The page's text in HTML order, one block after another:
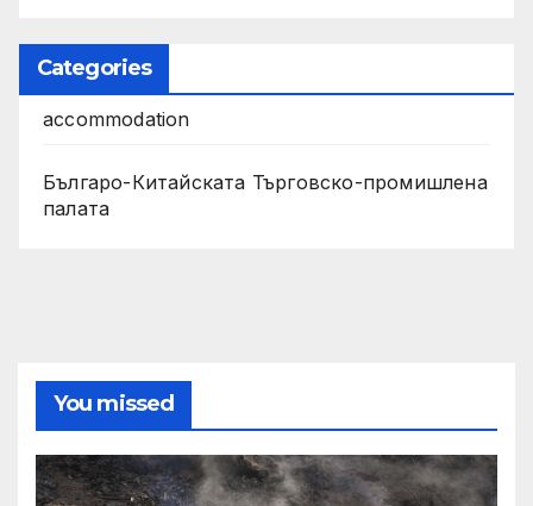
Categories
accommodation
Българо-Китайската Търговско-промишлена
палата
You missed